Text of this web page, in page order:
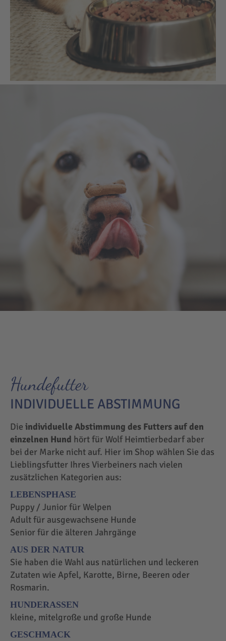
Hundefutter
INDIVIDUELLE ABSTIMMUNG
Die individuelle Abstimmung des Futters auf den
einzelnen Hund hört für Wolf Heimtierbedarf aber
bei der Marke nicht auf. Hier im Shop wählen Sie das
Lieblingsfutter Ihres Vierbeiners nach vielen
zusätzlichen Kategorien aus:
LEBENSPHASE
Puppy / Junior für Welpen
Adult für ausgewachsene Hunde
Senior für die älteren Jahrgänge
AUS DER NATUR
Sie haben die Wahl aus natürlichen und leckeren
Zutaten wie Apfel, Karotte, Birne, Beeren oder
Rosmarin.
HUNDERASSEN
kleine, mitelgroße und große Hunde
GESCHMACK